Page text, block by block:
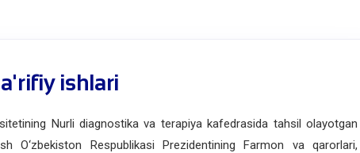
ishlari
Nurli diagnostika va terapiya kafedrasida tahsil olayotgan
O‘zbekiston Respublikasi Prezidentining Farmon va qarorlari,